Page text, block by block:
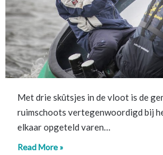
Met drie skûtsjes in de vloot is de
ruimschoots vertegenwoordigd bij
elkaar opgeteld varen…
Read More »